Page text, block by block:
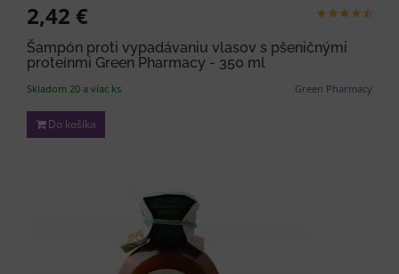
2,42 €
Šampón proti vypadávaniu vlasov s pšeničnými
proteínmi Green Pharmacy - 350 ml
Green Pharmacy
Skladom 20 a viac ks
Do košíka